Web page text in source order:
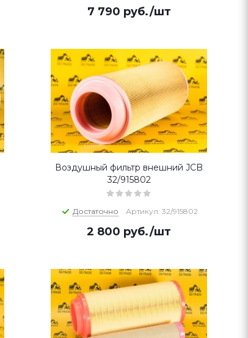
7 790 руб./шт
Воздушный фильтр внешний JCB
32/915802
Достаточно Артикул: 32/915802
2 800 руб./шт